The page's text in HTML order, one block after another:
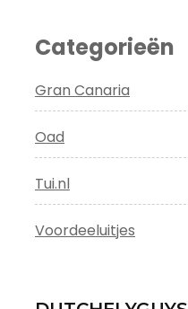
Categorieën
Gran Canaria
Oad
Tui.nl
Voordeeluitjes